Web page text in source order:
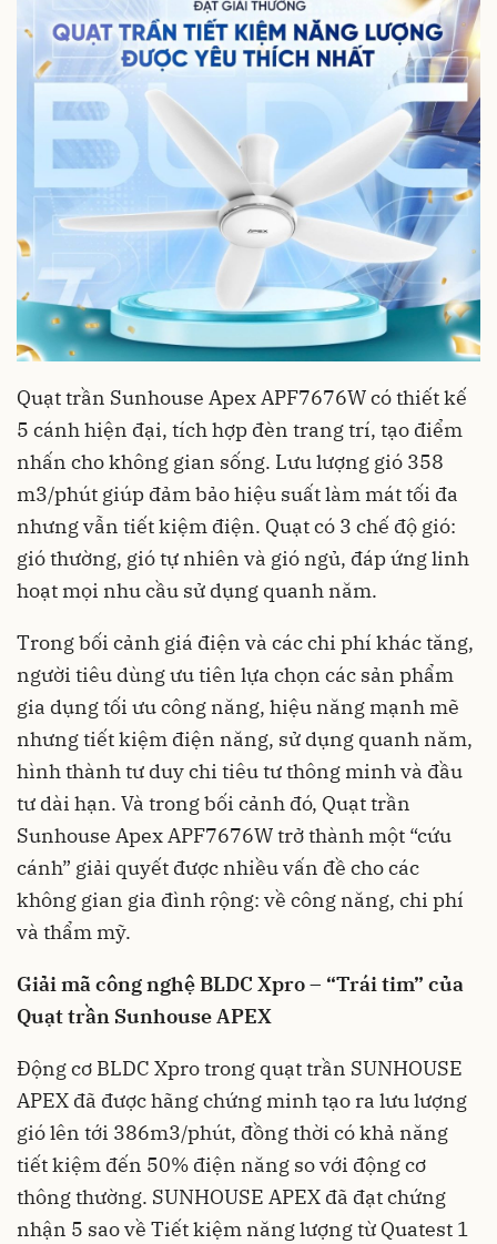
Quạt trần Sunhouse Apex APF7676W có thiết kế
5 cánh hiện đại, tích hợp đèn trang trí, tạo điểm
nhấn cho không gian sống. Lưu lượng gió 358
m3/phút giúp đảm bảo hiệu suất làm mát tối đa
nhưng vẫn tiết kiệm điện. Quạt có 3 chế độ gió:
gió thường, gió tự nhiên và gió ngủ, đáp ứng linh
hoạt mọi nhu cầu sử dụng quanh năm.
Trong bối cảnh giá điện và các chi phí khác tăng,
người tiêu dùng ưu tiên lựa chọn các sản phẩm
gia dụng tối ưu công năng, hiệu năng mạnh mẽ
nhưng tiết kiệm điện năng, sử dụng quanh năm,
hình thành tư duy chi tiêu tư thông minh và đầu
tư dài hạn. Và trong bối cảnh đó, Quạt trần
Sunhouse Apex APF7676W trở thành một “cứu
cánh” giải quyết được nhiều vấn đề cho các
không gian gia đình rộng: về công năng, chi phí
và thẩm mỹ.
Giải mã công nghệ BLDC Xpro – “Trái tim” của
Quạt trần SunhouseAPEX
Động cơ BLDC Xpro trong quạt trần SUNHOUSE
APEX đã được hãng chứng minh tạo ra lưu lượng
gió lên tới 386m3/phút, đồng thời có khả năng
tiết kiệm đến 50% điện năng so với động cơ
thông thường. SUNHOUSE APEX đã đạt chứng
nhận 5 sao về Tiết kiệm năng lượng từ Quatest 1